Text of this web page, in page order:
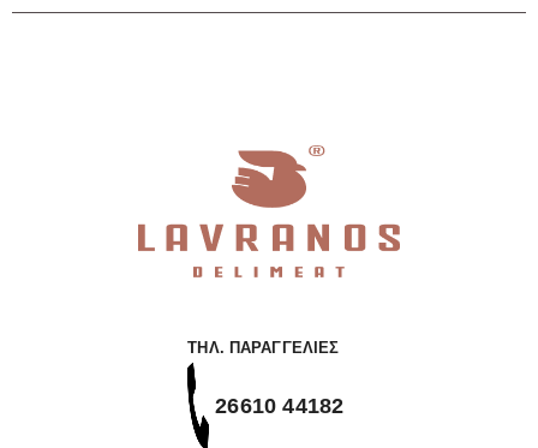
ΤΗΛ. ΠΑΡΑΓΓΕΛΊΕΣ
26610 44182